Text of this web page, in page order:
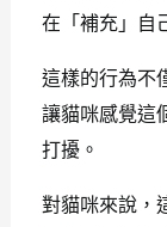
在「補充」自
這樣的行為不
讓貓咪感覺這
打擾。
對貓咪來說，